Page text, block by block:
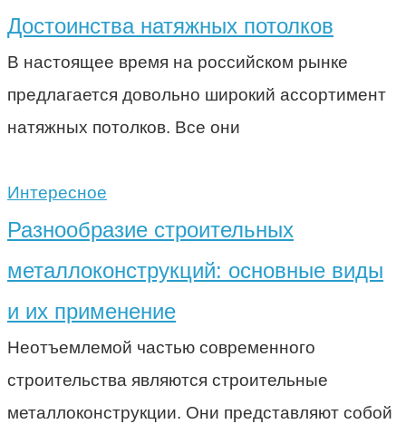
Достоинства натяжных потолков
В настоящее время на российском рынке
предлагается довольно широкий ассортимент
натяжных потолков. Все они
Интересное
Разнообразие строительных
металлоконструкций: основные виды
и их применение
Неотъемлемой частью современного
строительства являются строительные
металлоконструкции. Они представляют собой